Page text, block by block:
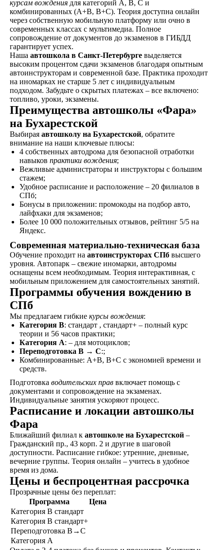
курсам вождения для категорий A, B, C и
комбинированных (A+B, B+C). Теория доступна онлайн
через собственную мобильную платформу или очно в
современных классах с мультимедиа. Полное
сопровождение от документов до экзаменов в ГИБДД
гарантирует успех.
Наша автошкола в Санкт-Петербурге выделяется
высоким процентом сдачи экзаменов благодаря опытным
автоинструкторам и современной базе. Практика проходит
на иномарках не старше 5 лет с индивидуальным
подходом. Забудьте о скрытых платежах – все включено:
топливо, уроки, экзамены.
Преимущества автошколы «Фара»
на Бухарестской
Выбирая автошколу на Бухарестской, обратите
внимание на наши ключевые плюсы:
4 собственных автодрома для безопасной отработки
навыков практики вождения;
Вежливые администраторы и инструкторы с большим
стажем;
Удобное расписание и расположение – 20 филиалов в
СПб;
Бонусы в приложении: промокоды на подбор авто,
лайфхаки для экзаменов;
Более 10 000 положительных отзывов, рейтинг 5/5 на
Яндекс.
Современная материально-техническая база
Обучение проходит на автоинструкторах СПб высшего
уровня. Автопарк – свежие иномарки, автодромы
оснащены всем необходимым. Теория интерактивная, с
мобильным приложением для самостоятельных занятий.
Программы обучения вождению в
СПб
Мы предлагаем гибкие курсы вождения:
Категория B: стандарт , стандарт+ – полный курс
теории и 56 часов практики;
Категория A: – для мотоциклов;
Переподготовка B → C:;
Комбинированные: A+B, B+C с экономией времени и
средств.
Подготовка водительских прав включает помощь с
документами и сопровождение на экзаменах.
Индивидуальные занятия ускоряют процесс.
Расписание и локации автошколы
Фара
Ближайший филиал к автошколе на Бухарестской –
Гражданский пр., 43 корп. 2 и другие в шаговой
доступности. Расписание гибкое: утренние, дневные,
вечерние группы. Теория онлайн – учитесь в удобное
время из дома.
Цены и беспроцентная рассрочка
Прозрачные цены без переплат:
Программа
Цена
Категория B стандарт
Категория B стандарт+
Переподготовка B→C
Категория A
наших социальных
сетях
Заключаете договор и
оплачиваете первый
этап от стоимости
обучения в рассрочку
Договор
Проходите
теоретический и
практический курс,
продолжительностью
зависимости от
категории
транспортного
средства
Обучение
В сопровождении
наших представителей,
сдаете экзамены в ГАИ
удостоверение
Удостоверение
Сдаете внутренние
экзамены в автошколе
и получаете
свидетельство
об окончании
Экзамен
не любишь звонки?
Просто напиши!